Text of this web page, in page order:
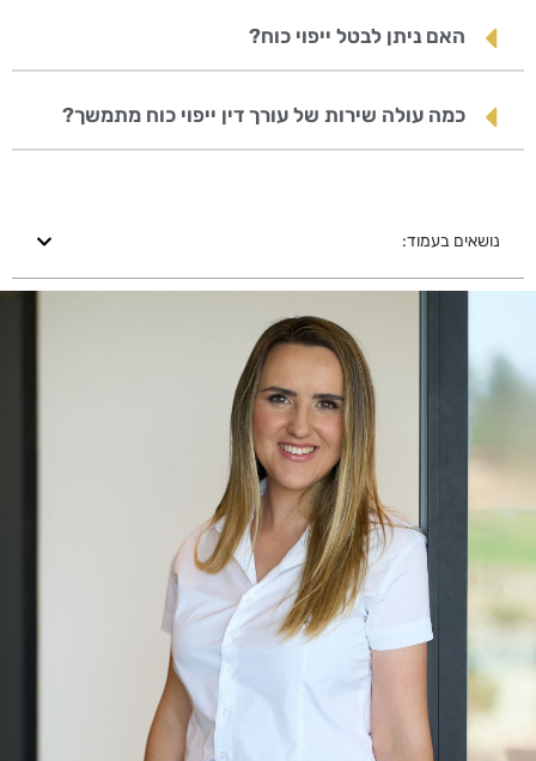
האם ניתן לבטל ייפוי כוח?
כמה עולה שירות של עורך דין ייפוי כוח מתמשך?
נושאים בעמוד: